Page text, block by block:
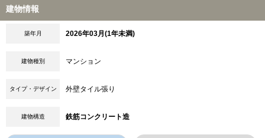
建物情報
築年月 2026年03月(1年未満)
建物種別 マンション
タイプ・デザイン 外壁タイル張り
建物構造 鉄筋コンクリート造